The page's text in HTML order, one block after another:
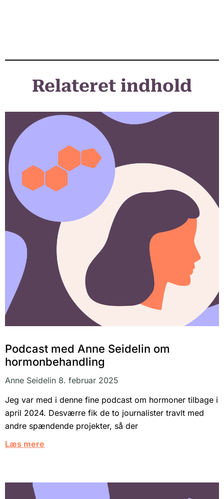
Relateret indhold
Podcast med Anne Seidelin om
hormonbehandling
Anne Seidelin 8. februar 2025
Jeg var med i denne fine podcast om hormoner tilbage i
april 2024. Desværre fik de to journalister travlt med
andre spændende projekter, så der
Læs mere